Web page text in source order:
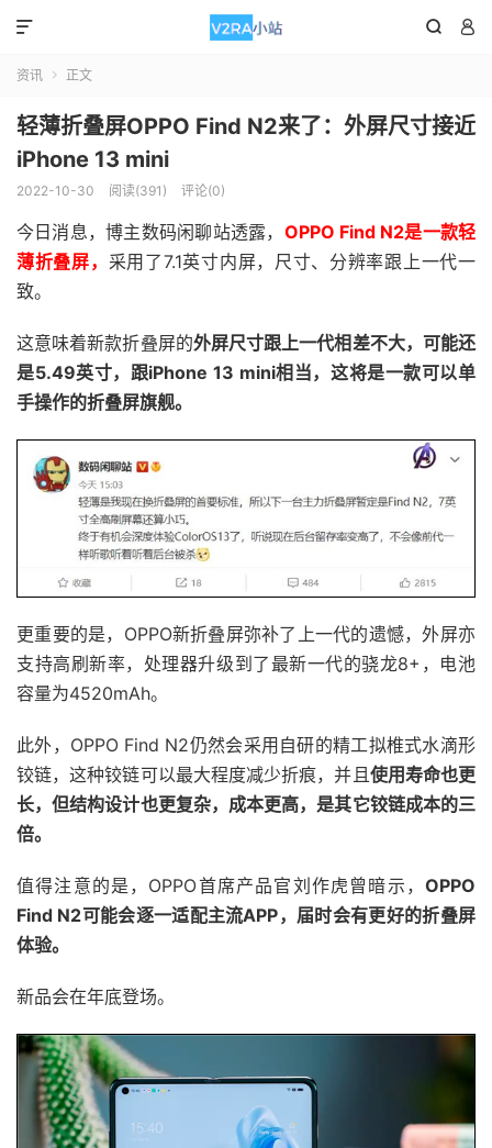
 

资讯  正文
轻薄折叠屏OPPO Find N2来了：外屏尺寸接近
iPhone 13 mini
2022-10-30 阅读(391) 评论(0)
今日消息，博主数码闲聊站透露， OPPO Find N2是一款轻
薄折叠屏， 采用了7.1英寸内屏，尺寸、分辨率跟上一代一
致。
这意味着新款折叠屏的外屏尺寸跟上一代相差不大，可能还
是5.49英寸，跟iPhone 13 mini相当，这将是一款可以单
手操作的折叠屏旗舰。
更重要的是，OPPO新折叠屏弥补了上一代的遗憾，外屏亦
支持高刷新率，处理器升级到了最新一代的骁龙8+，电池
容量为4520mAh。
此外，OPPO Find N2仍然会采用自研的精工拟椎式水滴形
铰链，这种铰链可以最大程度减少折痕，并且使用寿命也更
长，但结构设计也更复杂，成本更高，是其它铰链成本的三
倍。
值得注意的是，OPPO首席产品官刘作虎曾暗示， OPPO
Find N2可能会逐一适配主流APP，届时会有更好的折叠屏
体验。
新品会在年底登场。